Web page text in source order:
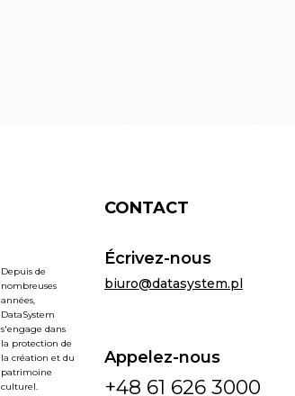
Depuis de
nombreuses
années,
DataSystem
s'engage dans
la protection de
la création et du
patrimoine
culturel.
CONTACT
Écrivez-nous
biuro@datasystem.pl
Appelez-nous
+48 61 626 3000